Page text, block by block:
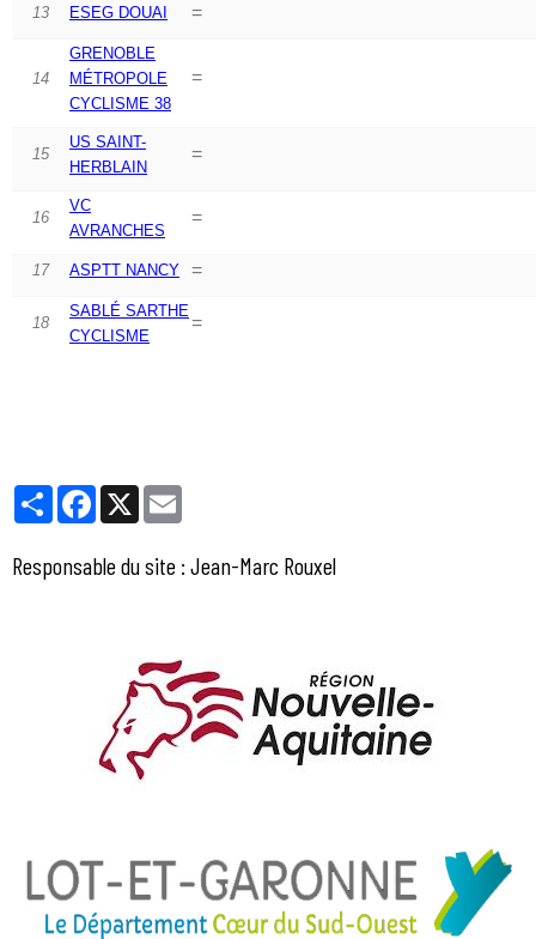
13 ESEG DOUAI =
14
GRENOBLE
MÉTROPOLE
CYCLISME 38
=
15
US SAINT-
HERBLAIN
=
16
VC
AVRANCHES
=
17 ASPTT NANCY =
18
SABLÉ SARTHE
CYCLISME
=
PartagerFacebook
X
Responsable du site : Jean-Marc Rouxel